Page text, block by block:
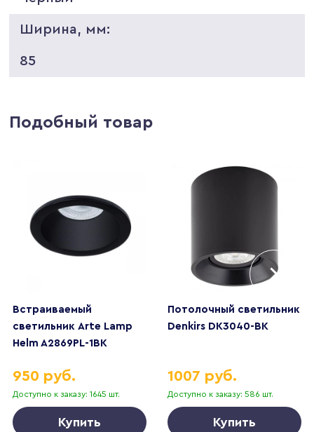
Ширина, мм:
85
Подобный товар
Встраиваемый
светильник Arte Lamp
Helm A2869PL-1BK
Доступно к заказу: 1645 шт.
950 руб.
Купить
Потолочный светильник
Denkirs DK3040-BK
Доступно к заказу: 586 шт.
1007 руб.
Купить